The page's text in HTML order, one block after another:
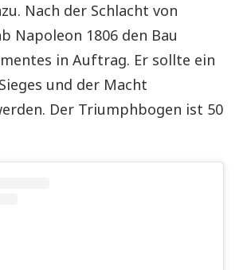
Nach der Schlacht von
Napoleon 1806 den Bau
in Auftrag. Er sollte ein
und der Macht
Der Triumphbogen ist 50